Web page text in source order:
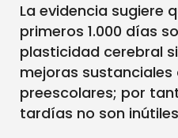
La evidencia sugiere
primeros 1.000 días
plasticidad cerebral
mejoras
preescolares; por
tardías no son